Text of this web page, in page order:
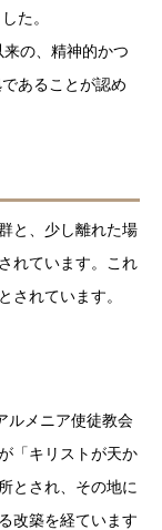
た。
の、精神的かつ
あることが認め
と、少し離れた場
れています。これ
されています。
ルメニア使徒教会
「キリストが天か
とされ、その地に
改築を経ています